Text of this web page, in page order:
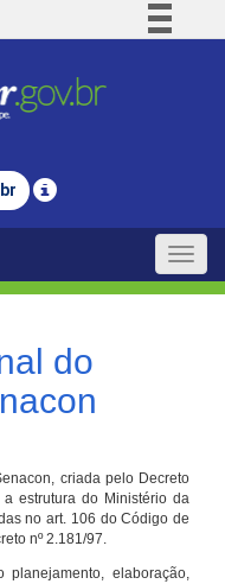
Comunica BR
Legislação
Toggle
do
criada pelo Decreto
estrutura do Ministério da
no art. 106 do Código de
nº 2.181/97.
planejamento, elaboração,